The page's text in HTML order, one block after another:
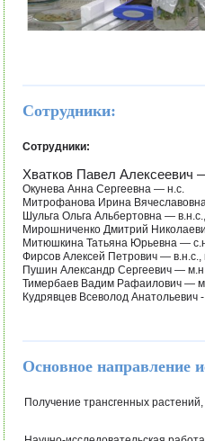
Сотрудники:
Сотрудники:
Хватков Павел Алексеевич
Окунева Анна Сергеевна — н.с.
Митрофанова Ирина
Шульга Ольга Альбертовна —
Мирошниченко Дмитрий
Митюшкина Татьяна Юрьевна —
Фирсов Алексей Петрович — в.н.с.,
Пушин Александр Сергеевич —
Тимербаев Вадим Рафаилович —
Кудрявцев Всеволод Анатольевич
Основное направление
Получение трансгенных